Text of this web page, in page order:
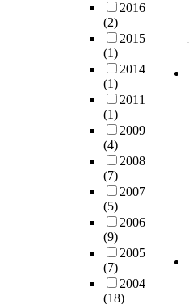
2016
(2)
2015
(1)
2014
(1)
2011
(1)
2009
(4)
2008
(7)
2007
(5)
2006
(9)
2005
(7)
2004
(18)